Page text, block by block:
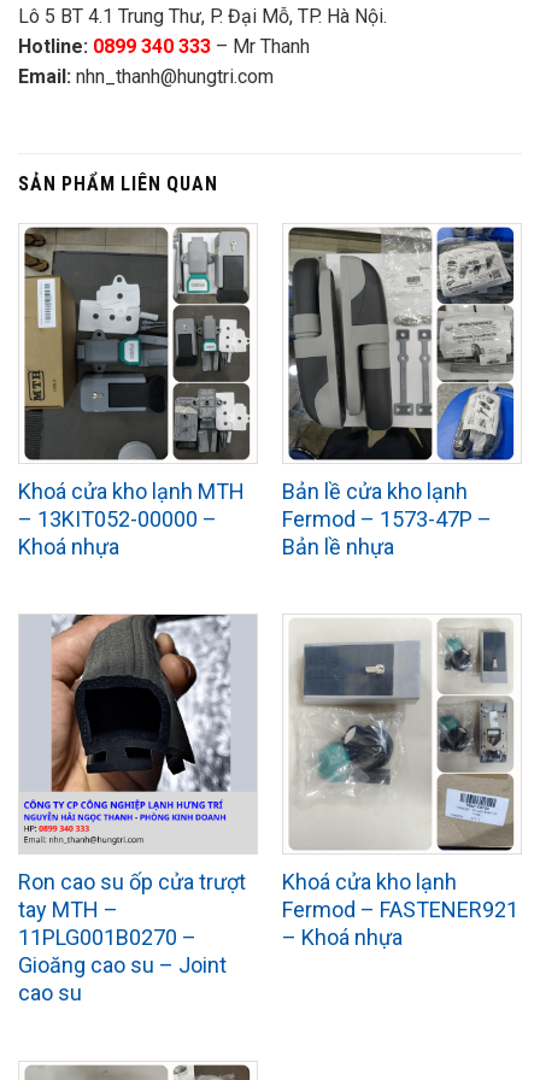
Lô 5 BT 4.1 Trung Thư, P. Đại Mỗ, TP. Hà Nội.
Hotline: 0899 340 333 – Mr Thanh
Email: nhn_thanh@hungtri.com
SẢN PHẨM LIÊN QUAN
Khoá cửa kho lạnh MTH
– 13KIT052-00000 –
Khoá nhựa
Bản lề cửa kho lạnh
Fermod – 1573-47P –
Bản lề nhựa
Ron cao su ốp cửa trượt
tay MTH –
11PLG001B0270 –
Gioăng cao su – Joint
cao su
Khoá cửa kho lạnh
Fermod – FASTENER921
– Khoá nhựa